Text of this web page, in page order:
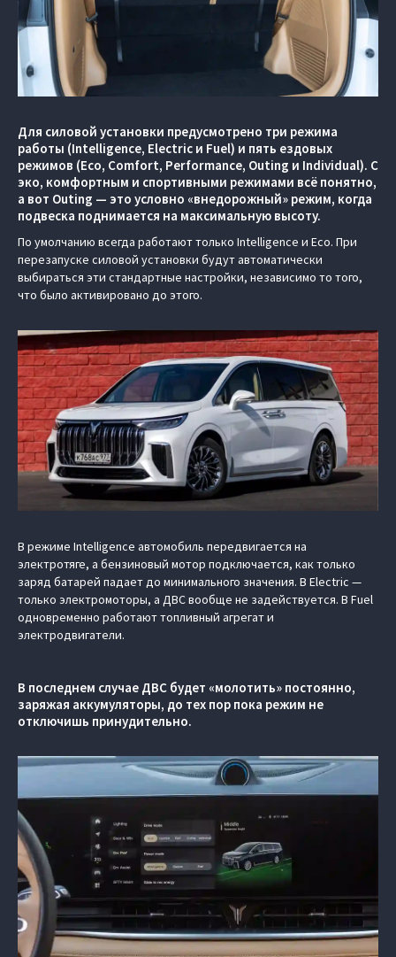
Для силовой установки предусмотрено три режима
работы (Intelligence, Electric и Fuel) и пять ездовых
режимов (Eco, Comfort, Performance, Outing и Individual). С
эко, комфортным и спортивными режимами всё понятно,
а вот Outing — это условно «внедорожный» режим, когда
подвеска поднимается на максимальную высоту.
По умолчанию всегда работают только Intelligence и Eco. При
перезапуске силовой установки будут автоматически
выбираться эти стандартные настройки, независимо то того,
что было активировано до этого.
В режиме Intelligence автомобиль передвигается на
электротяге, а бензиновый мотор подключается, как только
заряд батарей падает до минимального значения. В Electric —
только электромоторы, а ДВС вообще не задействуется. В Fuel
одновременно работают топливный агрегат и
электродвигатели.
В последнем случае ДВС будет «молотить» постоянно,
заряжая аккумуляторы, до тех пор пока режим не
отключишь принудительно.